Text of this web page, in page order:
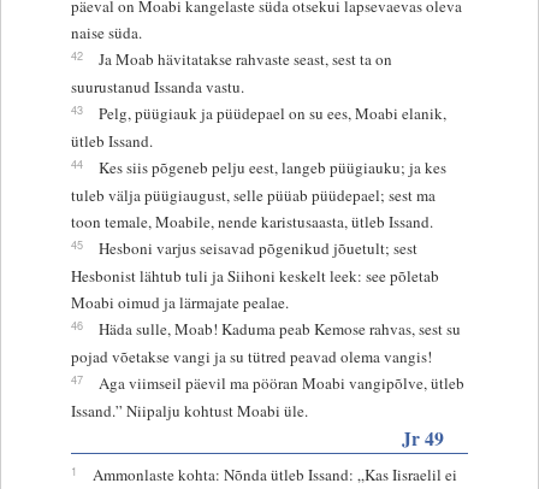
päeval on Moabi kangelaste süda otsekui lapsevaevas oleva
naise süda.
42
Ja Moab hävitatakse rahvaste seast, sest ta on
suurustanud Issanda vastu.
43
Pelg, püügiauk ja püüdepael on su ees, Moabi elanik,
ütleb Issand.
44
Kes siis põgeneb pelju eest, langeb püügiauku; ja kes
tuleb välja püügiaugust, selle püüab püüdepael; sest ma
toon temale, Moabile, nende karistusaasta, ütleb Issand.
45
Hesboni varjus seisavad põgenikud jõuetult; sest
Hesbonist lähtub tuli ja Siihoni keskelt leek: see põletab
Moabi oimud ja lärmajate pealae.
46
Häda sulle, Moab! Kaduma peab Kemose rahvas, sest su
pojad võetakse vangi ja su tütred peavad olema vangis!
47
Aga viimseil päevil ma pööran Moabi vangipõlve, ütleb
Issand.” Niipalju kohtust Moabi üle.
Jr 49
1
Ammonlaste kohta: Nõnda ütleb Issand: „Kas Iisraelil ei